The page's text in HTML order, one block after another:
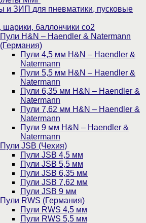
и ЗИП для пневматики, пусковые
шарики, баллончики со2
Пули H&N – Haendler & Natermann
(Германия)
Пули 4,5 мм H&N – Haendler &
Natermann
Пули 5,5 мм H&N – Haendler &
Natermann
Пули 6,35 мм H&N – Haendler &
Natermann
Пули 7,62 мм H&N – Haendler &
Natermann
Пули 9 мм H&N – Haendler &
Natermann
Пули JSB (Чехия)
Пули JSB 4,5 мм
Пули JSB 5,5 мм
Пули JSB 6,35 мм
Пули JSB 7,62 мм
Пули JSB 9 мм
Пули RWS (Германия)
Пули RWS 4,5 мм
Пули RWS 5,5 мм